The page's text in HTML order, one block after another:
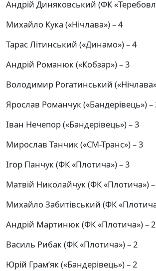
Андрій Диняковський (ФК
Михайло Кука («Нічлава») – 4
Тарас Літинський («Динамо») – 4
Андрій Романюк («Кобзар») – 3
Володимир Рогатинський
Ярослав Романчук («Бандерівець») –
Іван Нечепор («Бандерівець») – 3
Мирослав Танчик («СМ-Транс») – 3
Ігор Панчук (ФК «Плотича») – 3
Матвій Николайчук (ФК «Плотича»)
Михайло Забитівський (ФК
Андрій Мартинюк (ФК «Плотича») – 2
Василь Рибак (ФК «Плотича») – 2
Юрій Грам’як («Бандерівець») – 2